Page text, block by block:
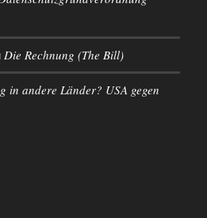
Die Rechnung (The Bill)
in andere Länder? USA gegen